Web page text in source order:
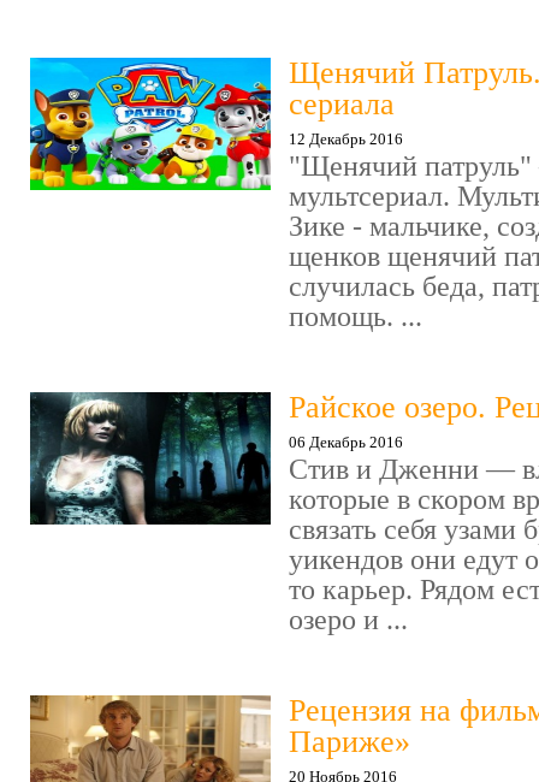
Щенячий
сериала
12 Декабрь 2016
"Щенячий патруль"
мультсериал.
Зике - мальчике,
щенков щенячий
случилась беда,
помощь. ...
Райское озеро.
06 Декабрь 2016
Стив и Дженни —
которые в скором
связать себя узами
уикендов они едут
то карьер. Рядом
озеро и ...
Рецензия на
Париже»
20 Ноябрь 2016